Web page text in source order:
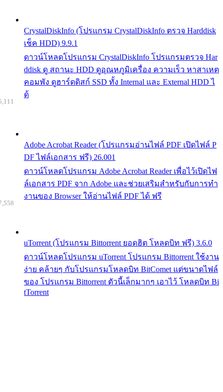
CrystalDiskInfo (โปรแกรม CrystalDiskInfo ตรวจ Harddisk
เช็ค HDD) 9.9.1
ดาวน์โหลดโปรแกรม CrystalDiskInfo โปรแกรมตรวจ Har
ddisk ดู สถานะ HDD ดูอุณหภูมิเครื่อง ความเร็ว หาสาเหต
คอมพัง ดูฮาร์ดดิสก์ SSD ทั้ง Internal และ External HDD ไ
ด้
Adobe Acrobat Reader (โปรแกรมอ่านไฟล์ PDF เปิดไฟล์ P
DF ไฟล์เอกสาร ฟรี) 26.001
ดาวน์โหลดโปรแกรม Adobe Acrobat Reader เพื่อไว้เปิดไฟ
ล์เอกสาร PDF จาก Adobe และช่วยเสริมสำหรับกับการทำ
งานของ Browser ให้อ่านไฟล์ PDF ได้ ฟรี
uTorrent (โปรแกรม Bittorrent ยอดฮิต โหลดบิท ฟรี) 3.6.0
ดาวน์โหลดโปรแกรม uTorrent โปรแกรม Bittorrent ใช้งาน
ง่าย คล้ายๆ กับโปรแกรมโหลดบิท BitComet แต่ขนาดไฟล์
ของ โปรแกรม Bittorrent ตัวนี้เล็กมากๆ เอาไว้ โหลดบิท Bi
tTorrent